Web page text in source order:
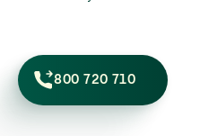
800 720 710